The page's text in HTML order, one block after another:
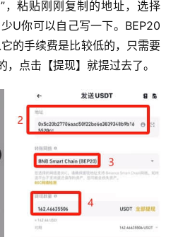
，粘贴刚刚复制的地址，选择
U你可以自己写一下。BEP20
的手续费是比较低的，只需要
点击【提现】就提过去了。